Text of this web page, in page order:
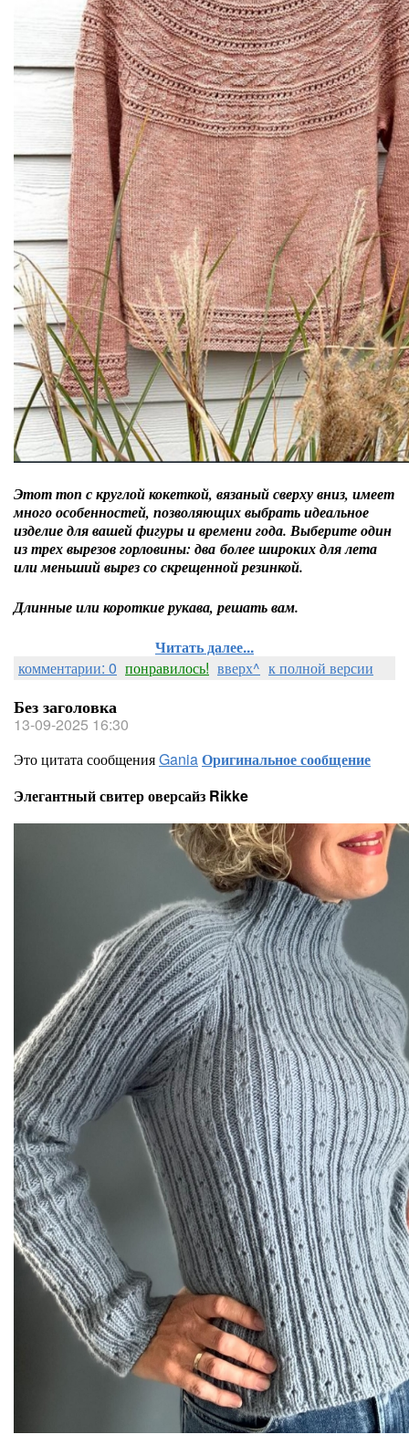
Этот топ с круглой кокеткой, вязаный сверху вниз, имеет
много особенностей, позволяющих выбрать идеальное
изделие для вашей фигуры и времени года. Выберите один
из трех вырезов горловины: два более широких для лета
или меньший вырез со скрещенной резинкой.
Длинные или короткие рукава, решать вам.
Читать далее...
комментарии: 0 понравилось! вверх^ к полной версии
Без заголовка
13-09-2025 16:30
Это цитата сообщенияGaniaОригинальное сообщение
Элегантный свитер оверсайз Rikke